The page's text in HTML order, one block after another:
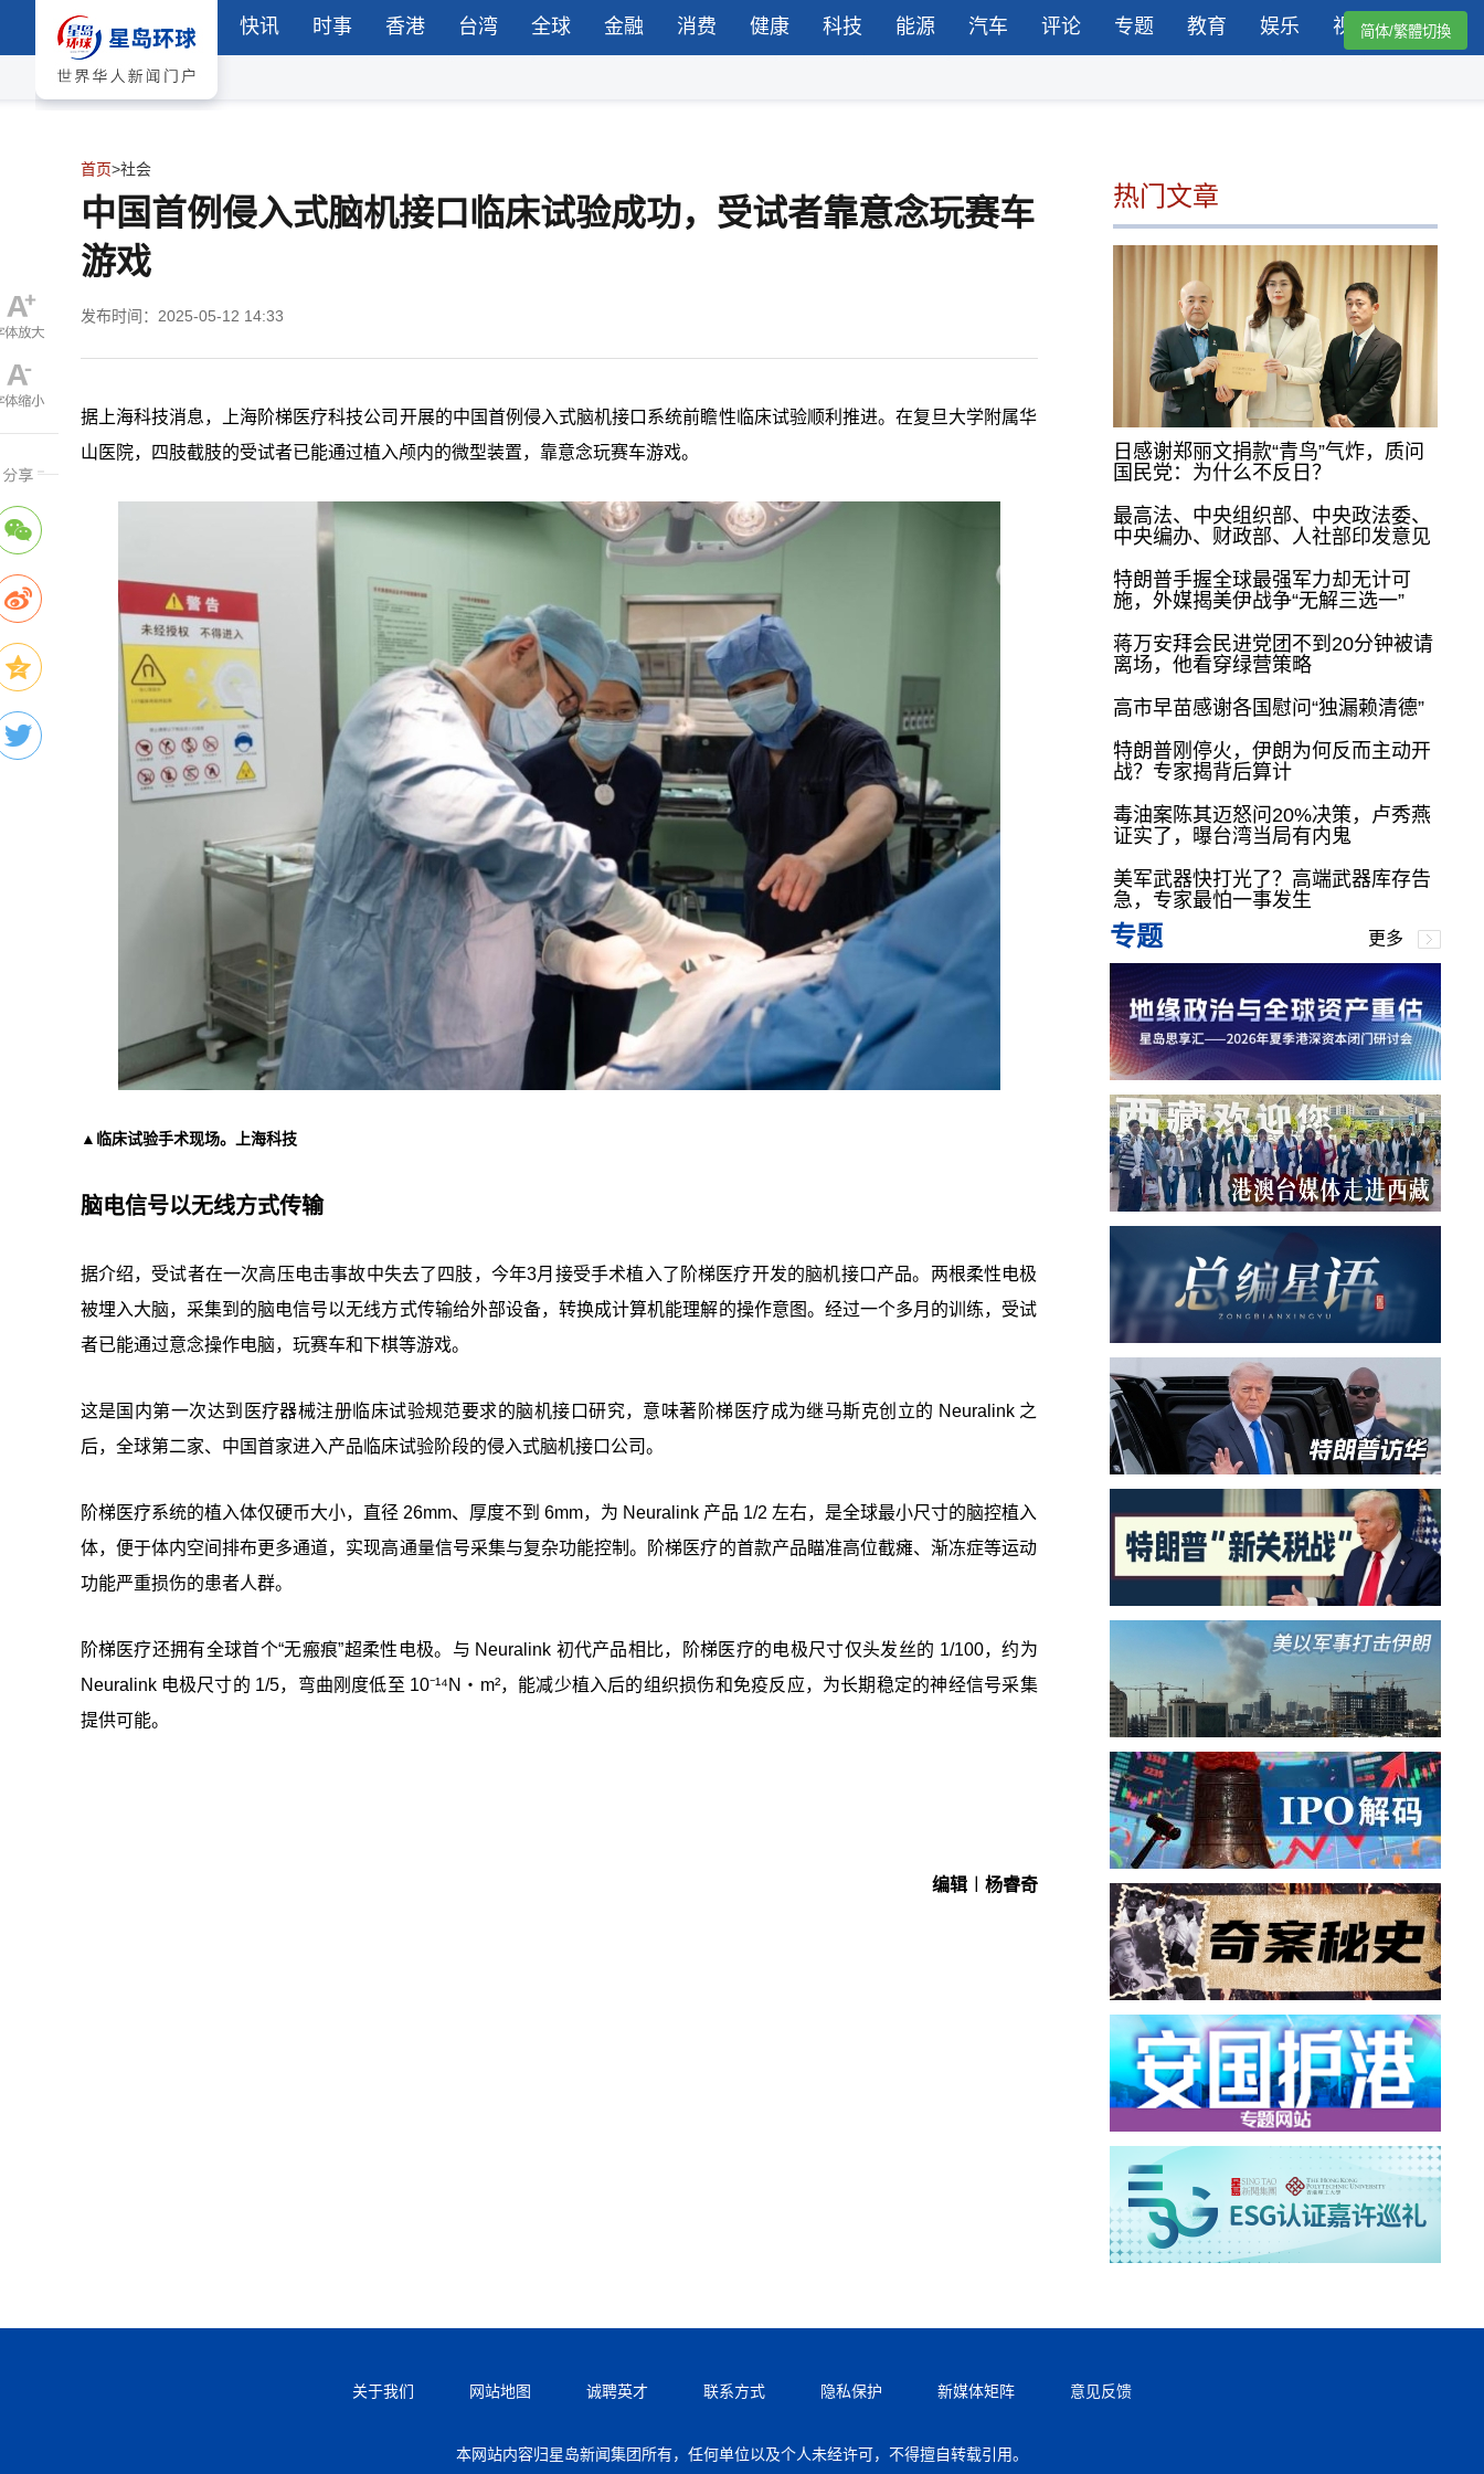
快讯 时事 香港 台湾 全球 金融 消费 健康 科技 能源 汽车 评论 专题 教育 娱乐 视频简体/繁體切換
首页>社会
中国首例侵入式脑机接口临床试验成功，受试者靠意念玩赛车
游戏
发布时间：2025-05-12 14:33
据上海科技消息，上海阶梯医疗科技公司开展的中国首例侵入式脑机接口系统前瞻性临床试验顺利推进。在复旦大学附属华
山医院，四肢截肢的受试者已能通过植入颅内的微型装置，靠意念玩赛车游戏。
▲临床试验手术现场。上海科技
脑电信号以无线方式传输
据介绍，受试者在一次高压电击事故中失去了四肢，今年3月接受手术植入了阶梯医疗开发的脑机接口产品。两根柔性电极
被埋入大脑，采集到的脑电信号以无线方式传输给外部设备，转换成计算机能理解的操作意图。经过一个多月的训练，受试
者已能通过意念操作电脑，玩赛车和下棋等游戏。
这是国内第一次达到医疗器械注册临床试验规范要求的脑机接口研究，意味著阶梯医疗成为继马斯克创立的 Neuralink 之
后，全球第二家、中国首家进入产品临床试验阶段的侵入式脑机接口公司。
阶梯医疗系统的植入体仅硬币大小，直径 26mm、厚度不到 6mm，为 Neuralink 产品 1/2 左右，是全球最小尺寸的脑控植入
体，便于体内空间排布更多通道，实现高通量信号采集与复杂功能控制。阶梯医疗的首款产品瞄准高位截瘫、渐冻症等运动
功能严重损伤的患者人群。
阶梯医疗还拥有全球首个“无瘢痕”超柔性电极。与 Neuralink 初代产品相比，阶梯医疗的电极尺寸仅头发丝的 1/100，约为
Neuralink 电极尺寸的 1/5，弯曲刚度低至 10⁻¹⁴N・m²，能减少植入后的组织损伤和免疫反应，为长期稳定的神经信号采集
提供可能。
编辑︱杨睿奇
热门文章
日感谢郑丽文捐款“青鸟”气炸，质问
国民党：为什么不反日？
最高法、中央组织部、中央政法委、
中央编办、财政部、人社部印发意见
特朗普手握全球最强军力却无计可
施，外媒揭美伊战争“无解三选一”
蒋万安拜会民进党团不到20分钟被请
离场，他看穿绿营策略
高市早苗感谢各国慰问“独漏赖清德”
特朗普刚停火，伊朗为何反而主动开
战？专家揭背后算计
毒油案陈其迈怒问20%决策，卢秀燕
证实了，曝台湾当局有内鬼
美军武器快打光了？高端武器库存告
急，专家最怕一事发生
专题 更多
关于我们 网站地图 诚聘英才 联系方式 隐私保护 新媒体矩阵 意见反馈
本网站内容归星岛新闻集团所有，任何单位以及个人未经许可，不得擅自转载引用。